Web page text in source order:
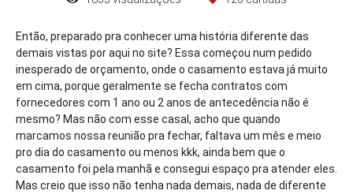
Então, preparado pra conhecer uma história diferente das
demais vistas por aqui no site? Essa começou num pedido
inesperado de orçamento, onde o casamento estava já muito
em cima, porque geralmente se fecha contratos com
fornecedores com 1 ano ou 2 anos de antecedência não é
mesmo? Mas não com esse casal, acho que quando
marcamos nossa reunião pra fechar, faltava um mês e meio
pro dia do casamento ou menos kkk, ainda bem que o
casamento foi pela manhã e consegui espaço pra atender eles.
Mas creio que isso não tenha nada demais, nada de diferente